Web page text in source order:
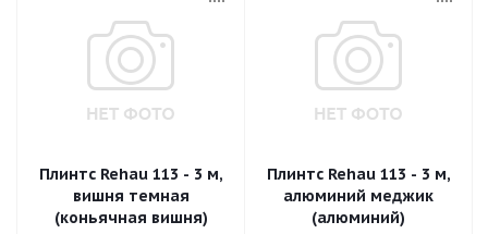
Плинтс Rehau 113 - 3 м,
вишня темная
(коньячная вишня)
Плинтс Rehau 113 - 3 м,
алюминий меджик
(алюминий)